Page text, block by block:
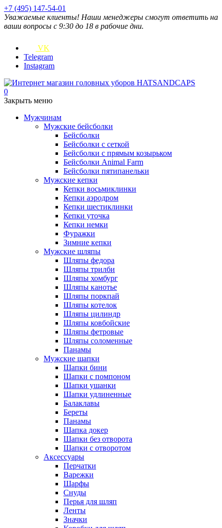
+7 (495) 147-54-01
Уважаемые клиенты! Наши менеджеры смогут ответить на
ваши вопросы с 9:30 до 18 в рабочие дни.
VK
Telegram
Instagram
0
Закрыть меню
Мужчинам
Мужские бейсболки
Бейсболки
Бейсболки с сеткой
Бейсболки с прямым козырьком
Бейсболки Animal Farm
Бейсболки пятипанельки
Мужские кепки
Кепки восьмиклинки
Кепки аэродром
Кепки шестиклинки
Кепки уточка
Кепки немки
Фуражки
Зимние кепки
Мужские шляпы
Шляпы федора
Шляпы трилби
Шляпы хомбург
Шляпы канотье
Шляпы поркпай
Шляпы котелок
Шляпы цилиндр
Шляпы ковбойские
Шляпы фетровые
Шляпы соломенные
Панамы
Мужские шапки
Шапки бини
Шапки с помпоном
Шапки ушанки
Шапки удлиненные
Балаклавы
Береты
Панамы
Шапка докер
Шапки без отворота
Шапки с отворотом
Аксессуары
Перчатки
Варежки
Шарфы
Снуды
Перья для шляп
Ленты
Значки